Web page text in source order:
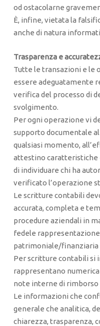
od ostacolarne
È, infine, vietata la
anche di natura
Trasparenza e
Tutte le transazioni e le
essere adeguatamente
verifica del processo di
svolgimento.
Per ogni operazione vi
supporto documentale
qualsiasi momento,
attestino caratteristiche
di individuare chi ha
verificato l’operazione
Le scritture contabili
accurata, completa e
procedure aziendali in
fedele
patrimoniale/finanziaria
Per scritture contabili si
rappresentano
note interne di rimborso
Le informazioni che
generale che analitica,
chiarezza, trasparenza,